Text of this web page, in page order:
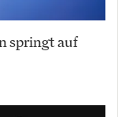
springt auf